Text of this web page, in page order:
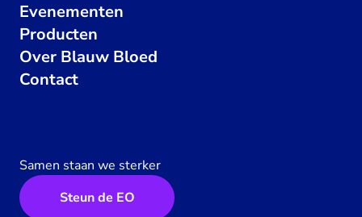
Evenementen
Producten
Over Blauw Bloed
Contact
Samen staan we sterker
Steun de EO